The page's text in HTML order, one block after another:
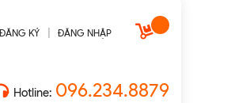
ĐĂNG KÝ ĐĂNG NHẬP
Hotline: 096.234.8879